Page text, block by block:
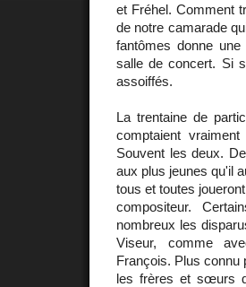
et Fréhel. Comment
de notre camarade
fantômes donne
salle de concert. Si
assoiffés.
La trentaine de
comptaient
Souvent les deux.
aux plus jeunes qu'il
tous et toutes
compositeur.
nombreux les
Viseur, comme
François. Plus connu
les frères et sœurs